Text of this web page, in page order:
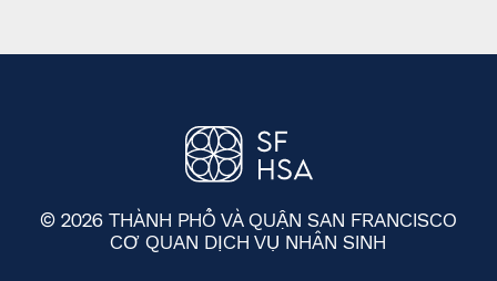
© 2026 THÀNH PHỐ VÀ QUẬN SAN FRANCISCO
CƠ QUAN DỊCH VỤ NHÂN SINH